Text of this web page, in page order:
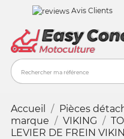
Avis Clients
Accueil Pièces
marque
VIKING
LEVIER DE FREIN